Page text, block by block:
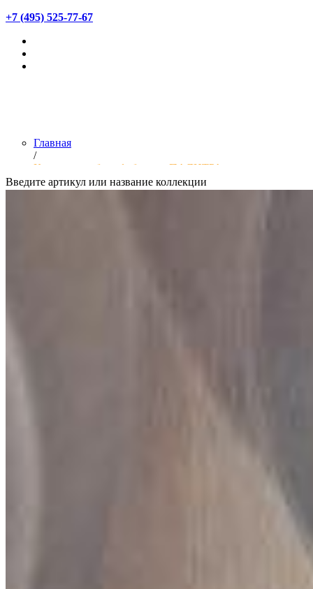
+7 (495) 525-77-67
Главная
/
Коллекции обоев фабрики «ПАЛИТРА»
Введите артикул или название коллекции